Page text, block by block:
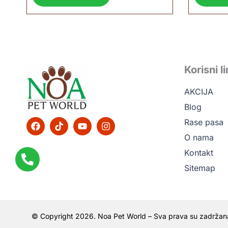
F
a
c
e
b
o
T
i
k
Y
o
u
I
n
s
Korisni
AKCIJA
Blog
Rase pasa
O nama
Kontakt
Sitemap
© Copyright 2026. Noa Pet World – Sva prava su